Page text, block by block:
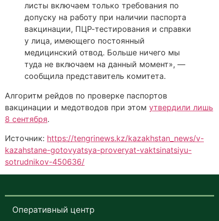
листы включаем только требования по
допуску на работу при наличии паспорта
вакцинации, ПЦР-тестирования и справки
у лица, имеющего постоянный
медицинский отвод. Больше ничего мы
туда не включаем на данный момент», —
сообщила представитель комитета.
Алгоритм рейдов по проверке паспортов
вакцинации и медотводов при этом утвердили лишь
8 сентября.
Источник: https://tengrinews.kz/kazakhstan_news/v-
kazahstane-gotovyatsya-proveryat-vaktsinatsiyu-
sotrudnikov-450636/
Оперативный центр